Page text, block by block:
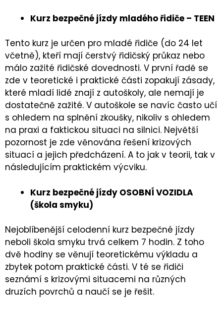
Kurz bezpečné jízdy mladého řidiče – TEEN
Tento kurz je určen pro mladé řidiče (do 24 let
včetně), kteří mají čerstvý řidičský průkaz nebo
málo zažité řidičské dovednosti. V první řadě se
zde v teoretické i praktické části zopakují zásady,
které mladí lidé znají z autoškoly, ale nemají je
dostatečně zažité. V autoškole se navíc často učí
s ohledem na splnění zkoušky, nikoliv s ohledem
na praxi a faktickou situaci na silnici. Největší
pozornost je zde věnována řešení krizových
situací a jejich předcházení. A to jak v teorii, tak v
následujícím praktickém výcviku.
Kurz bezpečné jízdy OSOBNÍ VOZIDLA
(škola smyku)
Nejoblíbenější celodenní kurz bezpečné jízdy
neboli škola smyku trvá celkem 7 hodin. Z toho
dvě hodiny se věnují teoretickému výkladu a
zbytek potom praktické části. V té se řidiči
seznámí s krizovými situacemi na různých
druzích povrchů a naučí se je řešit.